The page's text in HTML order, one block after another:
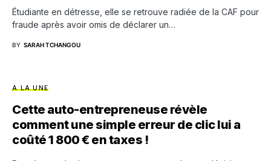
Étudiante en détresse, elle se retrouve radiée de la CAF pour
fraude après avoir omis de déclarer un…
BY SARAH TCHANGOU
A LA UNE
Cette auto-entrepreneuse révèle
comment une simple erreur de clic lui a
coûté 1 800 € en taxes !